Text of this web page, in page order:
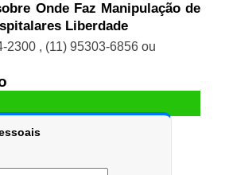
Onde Faz Manipulação de
Liberdade
2300 , (11) 95303-6856 ou